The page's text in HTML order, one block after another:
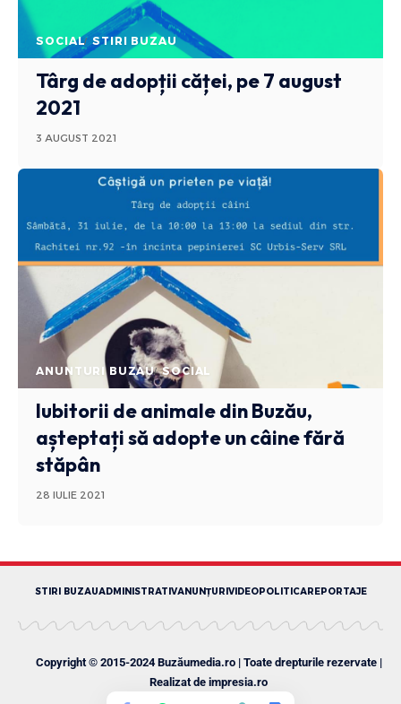
SOCIAL STIRI BUZAU
Târg de adopții căței, pe 7 august
2021
3 AUGUST 2021
ANUNTURI BUZAU SOCIAL
Iubitorii de animale din Buzău,
așteptați să adopte un câine fără
stăpân
28 IULIE 2021
STIRI BUZAUADMINISTRATIVANUNȚURI VIDEOPOLITICAREPORTAJE
Copyright © 2015-2024 Buzăumedia.ro | Toate drepturile rezervate |
Realizat de impresia.ro